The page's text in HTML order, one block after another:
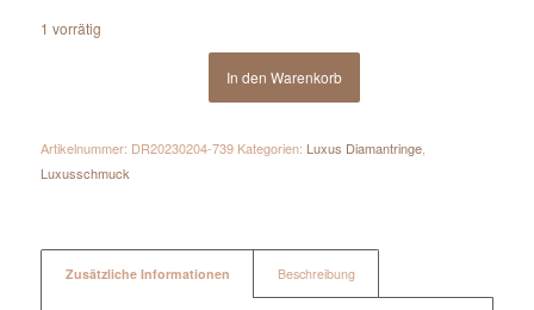
1 vorrätig
In den Warenkorb
Artikelnummer: DR20230204-739 Kategorien: Luxus Diamantringe,
Luxusschmuck
Zusätzliche Informationen Beschreibung